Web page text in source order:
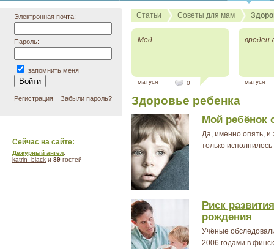
Электронная почта:
Пароль:
запомнить меня
Регистрация Забыли пароль?
Сейчас на сайте:
Дежурный ангел
katrin_black и 89 гостей
Статьи Советы для мам
Мед
матуся 0
вреден
матуся
Здоровье ребенка
Мой ребёнок
Да, именно опять, и
только
Риск
рождения
Учёные
2006 годами в